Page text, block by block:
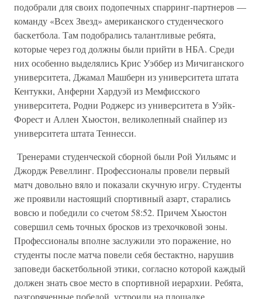
подобрали для своих подопечных спарринг-партнеров —
команду «Всех Звезд» американского студенческого
баскетбола. Там подобрались талантливые ребята,
которые через год должны были прийти в НБА. Среди
них особенно выделялись Крис Уэббер из Мичиганского
университета, Джамал Машберн из университета штата
Кентукки, Анферни Хардуэй из Мемфисского
университета, Родни Роджерс из университета в Уэйк-
Форест и Аллен Хьюстон, великолепный снайпер из
университета штата Теннесси.
Тренерами студенческой сборной были Рой Уильямс и
Джордж Ревеллинг. Профессионалы провели первый
матч довольно вяло и показали скучную игру. Студенты
же проявили настоящий спортивный азарт, старались
вовсю и победили со счетом 58:52. Причем Хьюстон
совершил семь точных бросков из трехочковой зоны.
Профессионалы вполне заслужили это поражение, но
студенты после матча повели себя бестактно, нарушив
заповеди баскетбольной этики, согласно которой каждый
должен знать свое место в спортивной иерархии. Ребята,
разгоряченные победой, устроили на площадке